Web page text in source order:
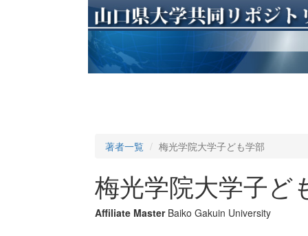
著者一覧 梅光学院大学子ども学部
梅光学院大学子ど
Affiliate Master Baiko Gakuin University